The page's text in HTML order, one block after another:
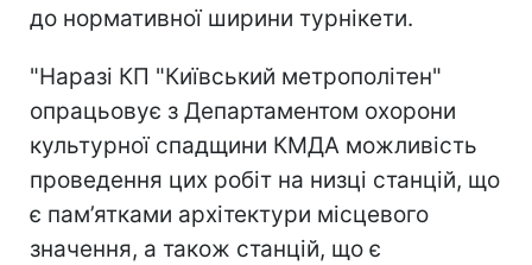
до нормативної ширини турнікети.
"Наразі КП "Київський метрополітен"
опрацьовує з Департаментом охорони
культурної спадщини КМДА можливість
проведення цих робіт на низці станцій, що
є пам’ятками архітектури місцевого
значення, а також станцій, що є